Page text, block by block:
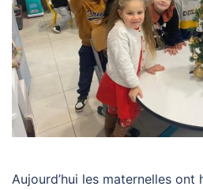
Aujourd’hui les maternelles ont